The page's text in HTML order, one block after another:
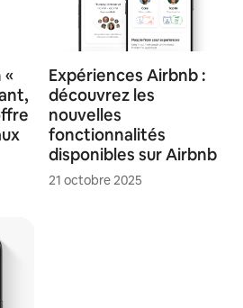
«
Expériences Airbnb :
découvrez les
nouvelles
fonctionnalités
disponibles sur Airbnb
21 octobre 2025